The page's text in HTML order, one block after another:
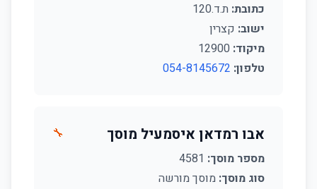
כתובת: ת.ד.120
ישוב: קצרין
מיקוד:
טלפון: 054-8145672
אבו רמדאן איסמעיל מוסך
מספר מוסך:
סוג מוסך: מוסך מורשה
🔧